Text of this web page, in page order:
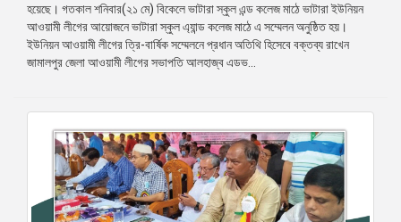
হয়েছে। গতকাল শনিবার(২১ মে) বিকেলে ভাটারা স্কুল এন্ড কলেজ মাঠে ভাটারা ইউনিয়ন
আওয়ামী লীগের আয়োজনে ভাটারা স্কুল এ‌্যান্ড কলেজ মাঠে এ সম্মেলন অনুষ্ঠিত হয়।
ইউনিয়ন আওয়ামী লীগের ত্রি-বার্ষিক সম্মেলনে প্রধান অতিথি হিসেবে বক্তব্য রাখেন
জামালপুর জেলা আওয়ামী লীগের সভাপতি আলহাজ্ব এডভ...